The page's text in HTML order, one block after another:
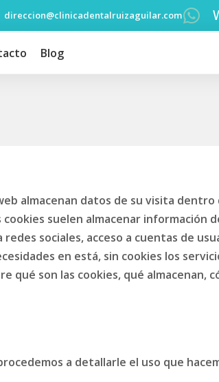
direccion@clinicadentalruizaguilar.com
Blog
almacenan datos de su visita
suelen almacenar información
sociales, acceso a cuentas de
en está, sin cookies los
son las cookies, qué almacenan,
a detallarle el uso que